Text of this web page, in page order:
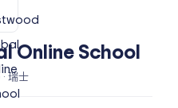
Online School
瑞士